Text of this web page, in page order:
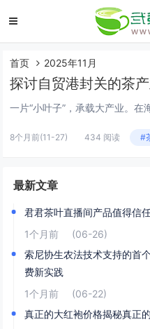
首页 2025年11月
8个月前(11-27) 434 阅读 #
最新文章
君君茶叶直播间产品值得信
1个月前
(06-26)
索尼协生农法技术支持的首
费新实践
1个月前
(06-22)
真正的大红袍价格揭秘真正